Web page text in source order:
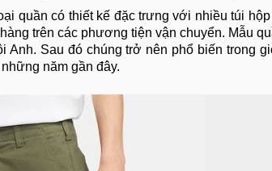
quần có thiết kế đặc trưng với nhiều túi
trên các phương tiện vận chuyển. Mẫu
Sau đó chúng trở nên phổ biến trong
năm gần đây.